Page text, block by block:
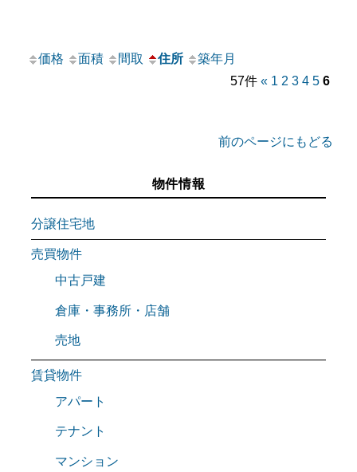
価格 面積 間取 住所
築年月
57件 « 1 2 3 4 5 6
前のページにもどる
物件情報
分譲住宅地
売買物件
中古戸建
倉庫・事務所・店舗
売地
賃貸物件
アパート
テナント
マンション